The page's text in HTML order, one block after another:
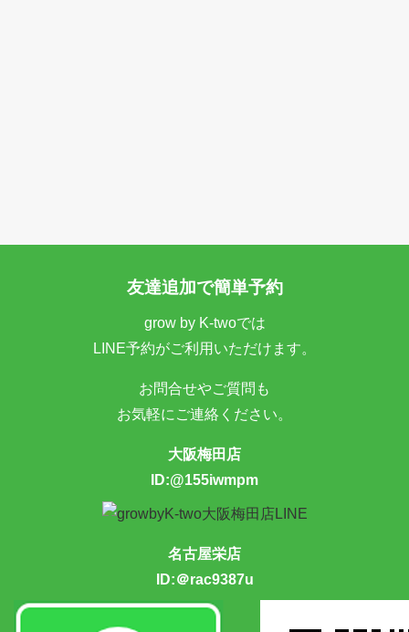
友達追加で簡単予約
grow by K-twoでは
LINE予約がご利用いただけます。
お問合せやご質問も
お気軽にご連絡ください。
大阪梅田店
ID:@155iwmpm
名古屋栄店
ID:＠rac9387u